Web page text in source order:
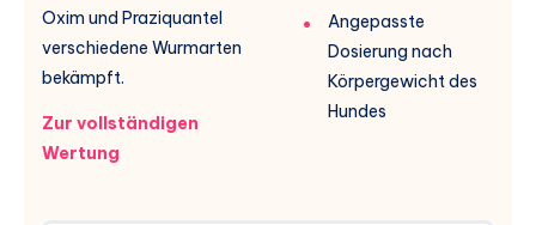
Oxim und Praziquantel
verschiedene Wurmarten
bekämpft.
Zur vollständigen
Wertung
Angepasste
Dosierung nach
Körpergewicht des
Hundes